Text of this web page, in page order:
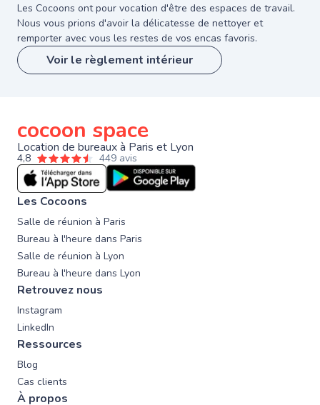
Les Cocoons ont pour vocation d'être des espaces de travail.
Nous vous prions d'avoir la délicatesse de nettoyer et
remporter avec vous les restes de vos encas favoris.
Voir le règlement intérieur
cocoon space
Location de bureaux à Paris et Lyon
4,8 449 avis
Les Cocoons
Salle de réunion à Paris
Bureau à l'heure dans Paris
Salle de réunion à Lyon
Bureau à l'heure dans Lyon
Retrouvez nous
Instagram
LinkedIn
Ressources
Blog
Cas clients
À propos